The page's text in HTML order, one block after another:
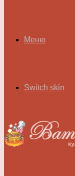
Меню
Switch skin